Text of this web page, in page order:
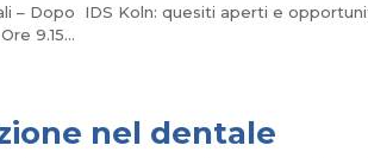
– Dopo IDS Koln: quesiti aperti e
9.15...
nel dentale